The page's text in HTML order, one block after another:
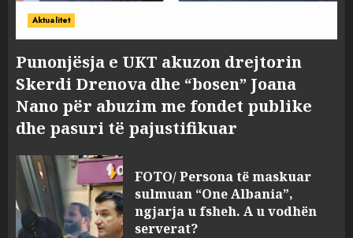
Aktualitet
Punonjësja e UKT akuzon drejtorin
Skerdi Drenova dhe “bosen” Joana
Nano për abuzim me fondet publike
dhe pasuri të pajustifikuar
FOTO/ Persona të maskuar
sulmuan “One Albania”,
ngjarja u fsheh. A u vodhën
serverat?